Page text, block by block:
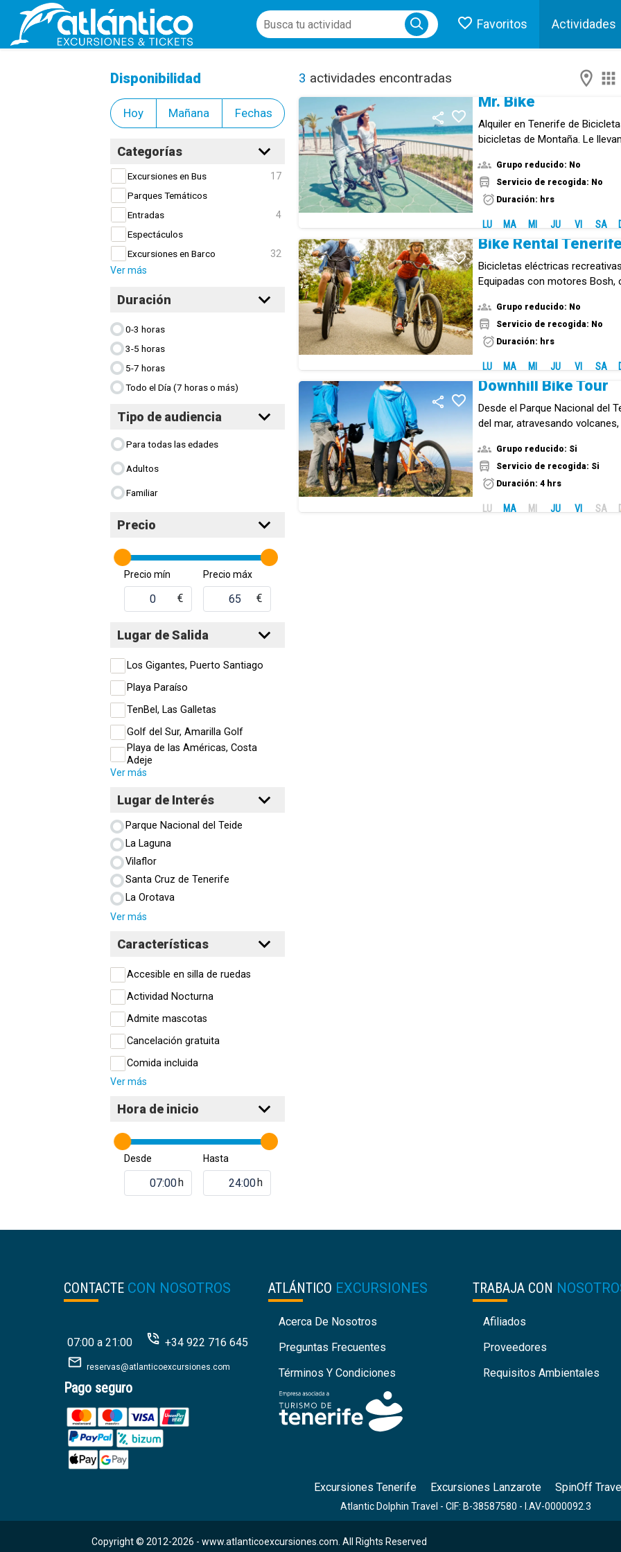
Favoritos Actividades
Alquiler y tours en Bicicleta
Disponibilidad
Hoy Mañana Fechas
Categorías
Excursiones en Bus
17
Parques Temáticos
Entradas
4
Espectáculos
Excursiones en Barco
32
Ver más
Duración
0-3 horas
3-5 horas
5-7 horas
Todo el Día (7 horas o más)
Tipo de audiencia
Para todas las edades
Adultos
Familiar
Precio
Precio mín
€
Precio máx
€
Lugar de Salida
Los Gigantes, Puerto Santiago
Playa Paraíso
TenBel, Las Galletas
Golf del Sur, Amarilla Golf
Playa de las Américas, Costa
Adeje
Ver más
Lugar de Interés
Parque Nacional del Teide
La Laguna
Vilaflor
Santa Cruz de Tenerife
La Orotava
Ver más
Características
Accesible en silla de ruedas
Actividad Nocturna
Admite mascotas
Cancelación gratuita
Comida incluida
Ver más
Hora de inicio
Desde
h
Hasta
h
Close menu
3 actividades encontradas
Mr. Bike
Alquiler en Tenerife de
bicicletas de Montaña. Le
Grupo reducido: No
Servicio de recogida: No
Duración: hrs
LU MA MI JU VI SA
Bike Rental Tenerife
Bicicletas eléctricas
Equipadas con motores Bosh,
Grupo reducido: No
Servicio de recogida: No
Duración: hrs
LU MA MI JU VI SA
Downhill Bike Tour
Desde el Parque Nacional del
del mar, atravesando
bajada, sin pedalear!
Grupo reducido: Si
Servicio de recogida: Si
Duración: 4 hrs
LU MA MI JU VI SA
CONTACTE CON NOSOTROS
07:00 a 21:00 +34 922 716 645
reservas@atlanticoexcursiones.com
Pago seguro
ATLÁNTICO EXCURSIONES
Acerca De Nosotros
Preguntas Frecuentes
Términos Y Condiciones
TRABAJA CON
Afiliados
Proveedores
Requisitos Ambientales
Excursiones Tenerife Excursiones Lanzarote SpinOff
Atlantic Dolphin Travel - CIF: B-38587580 - I.AV-0000092.3
Copyright © 2012-2026 - www.atlanticoexcursiones.com. All Rights Reserved